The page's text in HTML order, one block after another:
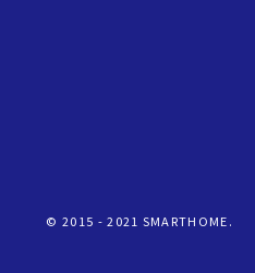
© 2015 - 2021 SMARTHOME.